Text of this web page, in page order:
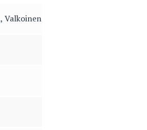
Valkoinen